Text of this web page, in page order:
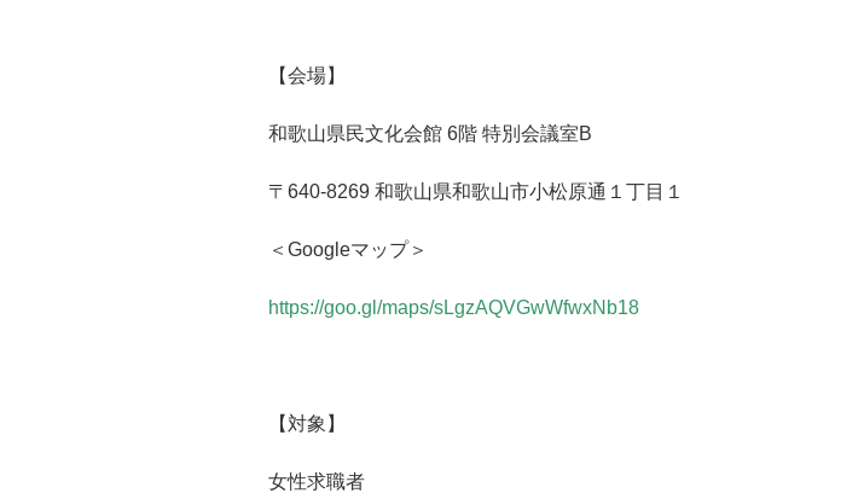
【会場】
和歌山県民文化会館 6階 特別会議室B
〒 640-8269 和歌山県和歌山市小松原通１丁目１
＜ Googleマップ＞
https://goo.gl/maps/sLgzAQVGwWfwxNb18
【対象】
女性求職者